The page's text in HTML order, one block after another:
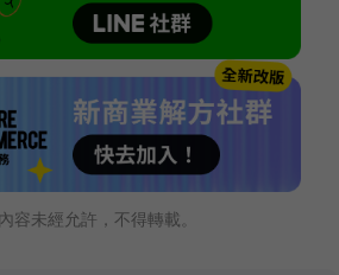
容未經允許，不得轉載。